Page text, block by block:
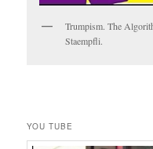
Trumpism. The
Staempfli.
YOU TUBE